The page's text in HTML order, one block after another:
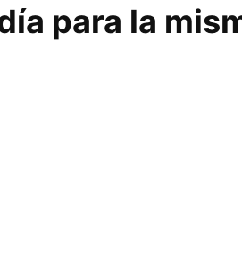
para la